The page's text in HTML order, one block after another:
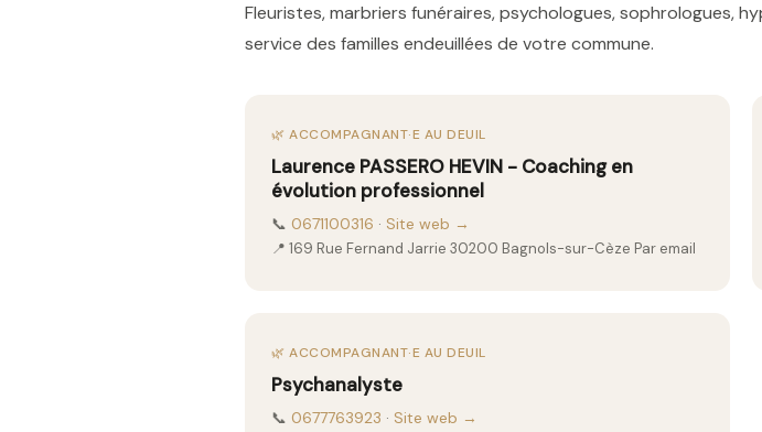
Fleuristes, marbriers funéraires, psychologues, sophrologues,
service des familles endeuillées de votre commune.
🌿 ACCOMPAGNANT·E AU DEUIL
Laurence PASSERO HEVIN - Coaching en
évolution professionnel
📞 0671100316 · Site web →
📍 169 Rue Fernand Jarrie 30200 Bagnols-sur-Cèze Par email
🌿 ACCOMPAGNANT·E AU DEUIL
Psychanalyste
📞 0677763923 · Site web →